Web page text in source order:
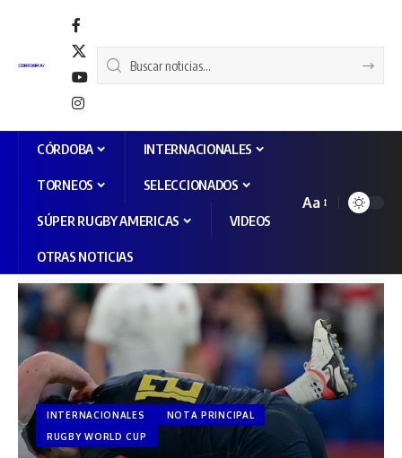
CÓRDOBA INTERNACIONALES
TORNEOS SELECCIONADOS
SÚPER RUGBY AMERICAS VIDEOS
OTRAS NOTICIAS
Aa
INTERNACIONALES
NOTA PRINCIPAL
RUGBY WORLD CUP